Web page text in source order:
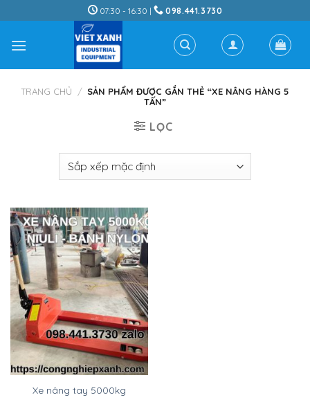
to
content
07:30 - 16:30 | 098.441.3730
TRANG CHỦ / SẢN PHẨM ĐƯỢC GẮN THẺ “XE NÂNG HÀNG 5
TẤN”
LỌC
Xe nâng tay 5000kg